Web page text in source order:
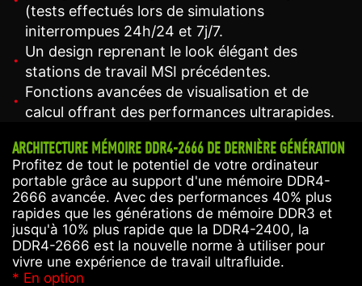
(tests effectués lors de simulations
initerrompues 24h/24 et 7j/7.
Un design reprenant le look élégant des
stations de travail MSI précédentes.
Fonctions avancées de visualisation et de
calcul offrant des performances ultrarapides.
ARCHITECTURE MÉMOIRE DDR4-2666 DE DERNIÈRE GÉNÉRATION
Profitez de tout le potentiel de votre ordinateur
portable grâce au support d'une mémoire DDR4-
2666 avancée. Avec des performances 40% plus
rapides que les générations de mémoire DDR3 et
jusqu'à 10% plus rapide que la DDR4-2400, la
DDR4-2666 est la nouvelle norme à utiliser pour
vivre une expérience de travail ultrafluide.
* En option